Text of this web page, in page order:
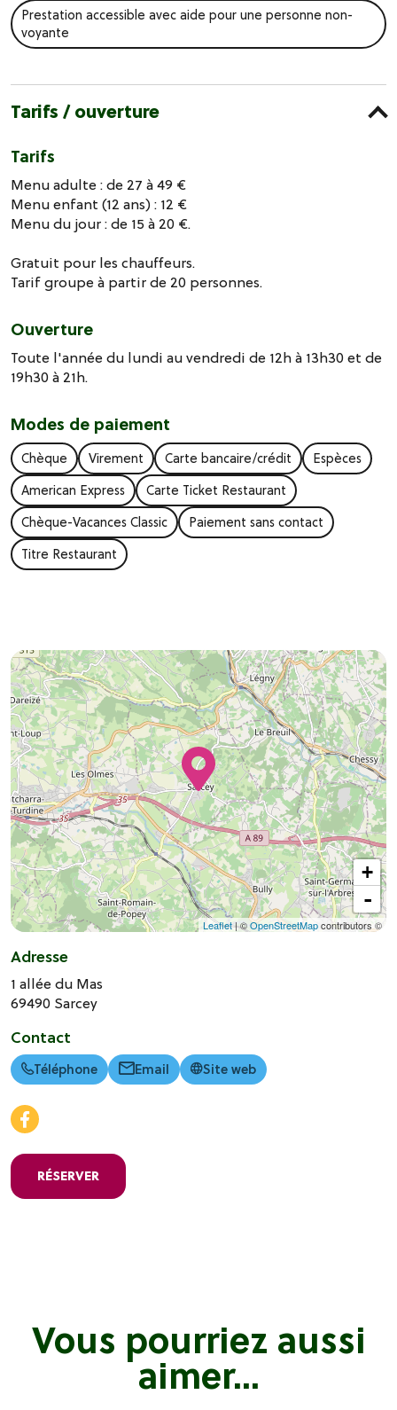
Prestation accessible avec aide pour une personne non-
voyante
Tarifs / ouverture
Tarifs
Menu adulte : de 27 à 49 €
Menu enfant (12 ans) : 12 €
Menu du jour : de 15 à 20 €.
Gratuit pour les chauffeurs.
Tarif groupe à partir de 20 personnes.
Ouverture
Toute l'année du lundi au vendredi de 12h à 13h30 et de
19h30 à 21h.
Modes de paiement
Chèque Virement Carte bancaire/crédit
Espèces
American Express
Carte Ticket Restaurant
Chèque-Vacances Classic
Paiement sans contact
Titre Restaurant
+
-
Leaflet| ©OpenStreetMapcontributors ©
Adresse
1 allée du Mas
69490 Sarcey
Contact
Téléphone Email Site web
RÉSERVER
Vous pourriez aussi
aimer...